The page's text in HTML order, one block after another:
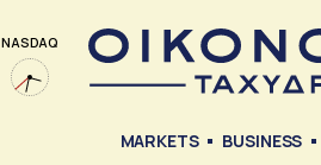
NASDAQ
MARKETS BUSINESS